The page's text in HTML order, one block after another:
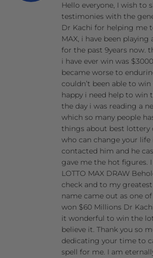
Hello everyone, I wish to
testimonies with the
Dr Kachi for helping me
MAX, i have been
for the past 9years now.
i have ever win was
became worse to
couldn’t been able to
happy i need help to win
the day i was reading a
which so many people
things about best lottery
who can change your life
contacted him and he
gave me the hot figures.
LOTTO MAX DRAW
check and to my
name came out as one
won $60 Millions Dr
it wonderful to win the
believe it. Thank you so
dedicating your time to
spell for me. I am